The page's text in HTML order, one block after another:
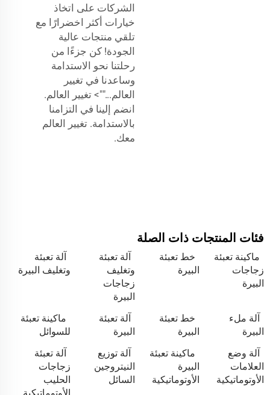
الشركات على اتخاذ
خيارات أكثر اخضرارًا مع
تلقي منتجات عالية
الجودة! كن جزءًا من
رحلتنا نحو الاستدامة
وساعدنا في تغيير
العالم...""> تغيير العالم.
انضم إلينا في التزامنا
بالاستدامة. تغيير العالم
معك.
فئات المنتجات ذات الصلة
ماكينة تعبئة
زجاجات
البيرة
خط تعبئة
البيرة
آلة تعبئة
وتغليف
زجاجات
البيرة
آلة تعبئة
وتغليف البيرة
آلة ملء
البيرة
خط تعبئة
البيرة
آلة تعبئة
البيرة
ماكينة تعبئة
للسوائل
آلة وضع
العلامات
الأوتوماتيكية
ماكينة تعبئة
البيرة
الأوتوماتيكية
آلة توزيع
النيتروجين
السائل
آلة تعبئة
زجاجات
الحليب